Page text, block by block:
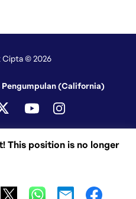
This position is no longer
Cipta © 2026
(California)